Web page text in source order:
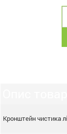
Кронштейн чистика